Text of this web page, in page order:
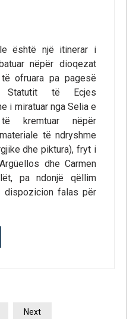
është një itinerar i
nëpër dioqezat
ofruara pa pagesë
të Ecjes
i miratuar nga Selia e
kremtuar nëpër
të ndryshme
dhe piktura), fryt i
dhe Carmen
pa ndonjë qëllim
dispozicion falas për
Next